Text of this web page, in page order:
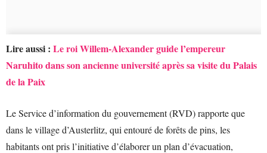
Lire aussi : Le roi Willem-Alexander guide l’empereur
Naruhito dans son ancienne université après sa visite du Palais
de la Paix
Le Service d’information du gouvernement (RVD) rapporte que
dans le village d’Austerlitz, qui entouré de forêts de pins, les
habitants ont pris l’initiative d’élaborer un plan d’évacuation,